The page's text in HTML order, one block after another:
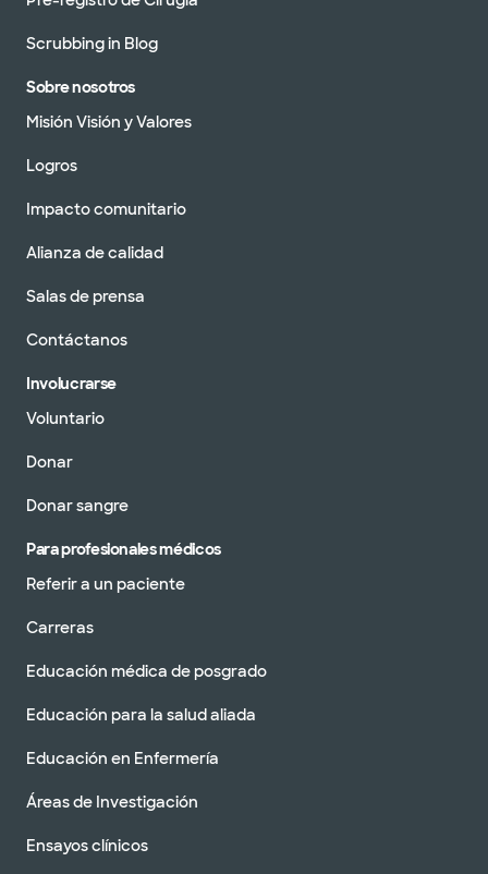
Scrubbing in Blog
Sobre nosotros
Misión Visión y Valores
Logros
Impacto comunitario
Alianza de calidad
Salas de prensa
Contáctanos
Involucrarse
Voluntario
Donar
Donar sangre
Para profesionales médicos
Referir a un paciente
Carreras
Educación médica de posgrado
Educación para la salud aliada
Educación en Enfermería
Áreas de Investigación
Ensayos clínicos